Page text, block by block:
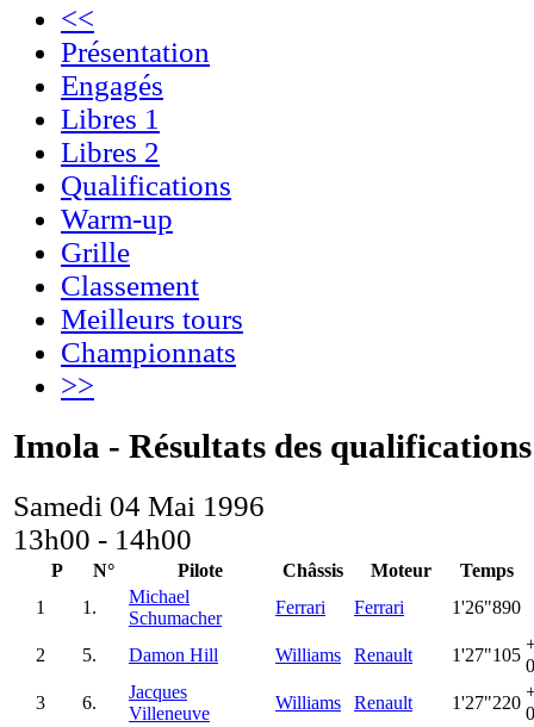
<<
Présentation
Engagés
Libres 1
Libres 2
Qualifications
Warm-up
Grille
Classement
Meilleurs tours
Championnats
>>
Imola - Résultats des qualifications
Samedi 04 Mai 1996
13h00 - 14h00
P N° Pilote Châssis Moteur
Temps
1
1.
Michael
Schumacher
Ferrari Ferrari 1'26"890
2 5. Damon Hill Williams Renault 1'27"105
3
6.
Jacques
Villeneuve
Williams Renault 1'27"220